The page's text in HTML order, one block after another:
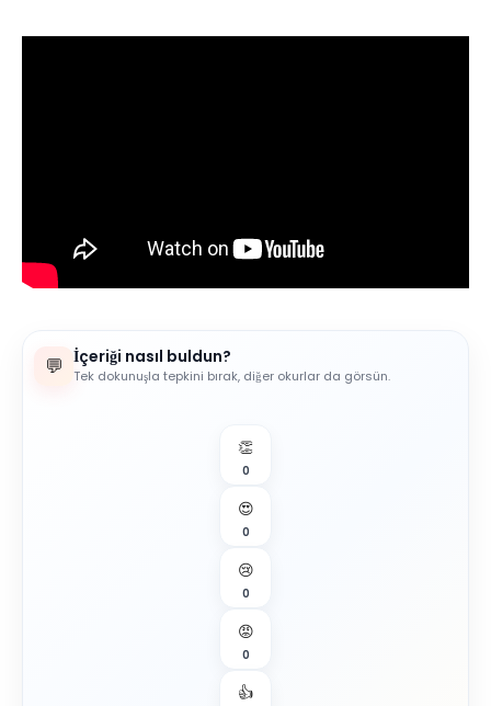
💬 İçeriği nasıl buldun?
Tek dokunuşla tepkini bırak, diğer okurlar da görsün.
👏
0
😍
0
😢
0
😡
0
👍